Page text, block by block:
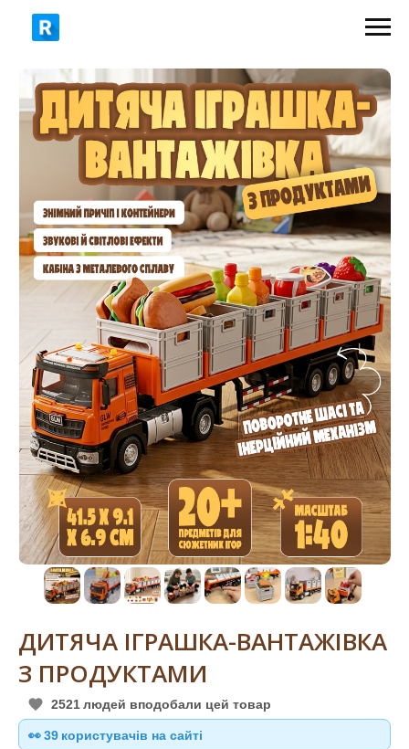
ЗАМОВИТИ
1200 грн 799 грн
ДИТЯЧА ІГРАШКА-ВАНТАЖІВКА
З ПРОДУКТАМИ
2521 людей вподобали цей товар
👀38 користувачів на сайті